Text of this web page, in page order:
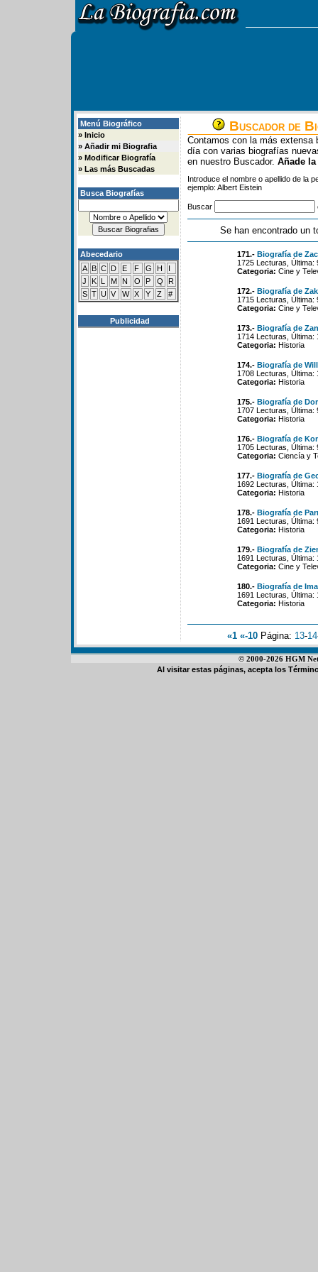
Menú Biográfico
» Inicio
» Añadir mi Biografia
» Modificar Biografía
» Las más Buscadas
Busca Biografías
Abecedario
A B C D E F G H
I
J
K L M N O P Q
R
S T U V W X Y Z #
Publicidad
Buscador de
Contamos con la más extensa
día con varias biografías
en nuestro Buscador. Añade
Introduce el nombre o apellido de la
ejemplo: Albert Eistein
Buscar
Se han encontrado un
171.- Biografía de
1725 Lecturas,
Categoria: Cine y
172.- Biografía de
1715 Lecturas, Última:
Categoria: Cine y
173.- Biografía de
1714 Lecturas, Última:
Categoria: Historia
174.- Biografía de
1708 Lecturas,
Categoria: Historia
175.- Biografía de
1707 Lecturas, Última:
Categoria: Historia
176.- Biografía de
1705 Lecturas, Última:
Categoria: Ciencía y
177.- Biografía de
1692 Lecturas,
Categoria: Historia
178.- Biografía de
1691 Lecturas, Última:
Categoria: Historia
179.- Biografía de
1691 Lecturas,
Categoria: Cine y
180.- Biografía de
1691 Lecturas,
Categoria: Historia
«1 «-10 Página: 13-14
© 2000-2026 HGM
Al visitar estas páginas, acepta los